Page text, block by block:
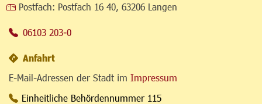
Postfach: Postfach 16 40, 63206 Langen
06103 203-0
Anfahrt
E-Mail-Adressen der Stadt im Impressum
Einheitliche Behördennummer 115